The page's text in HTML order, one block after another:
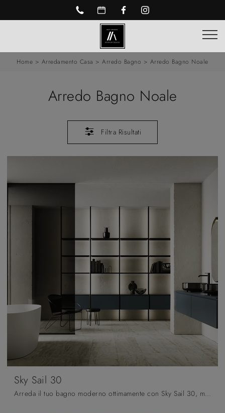
Home > Arredamento Casa >Arredo Bagno > Arredo Bagno Noale
Arredo Bagno Noale
Filtra Risultati
Sky Sail 30
Arreda il tuo bagno moderno ottimamente con Sky Sail 30, mobili bagno sospesi e complementi in laccato opaco di Arbi.